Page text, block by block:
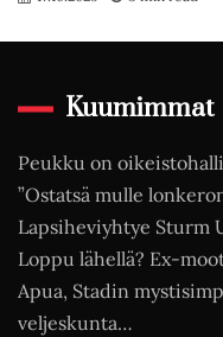
Kuumimmat
Peukku on
”Ostatsä mulle
Lapsiheviyhtye Sturm
Loppu lähellä? Ex-
Apua, Stadin
veljeskunta…